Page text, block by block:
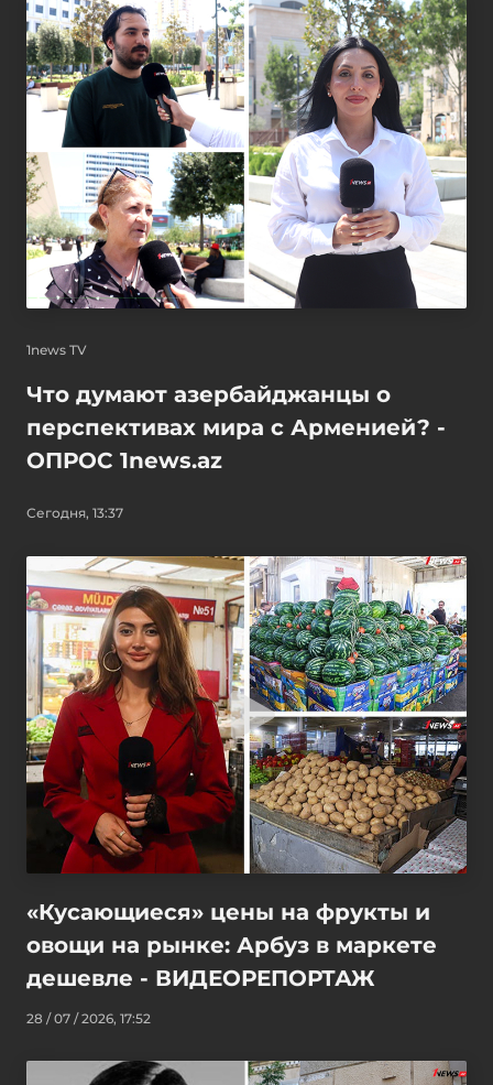
1news TV
Что думают азербайджанцы о
перспективах мира с Арменией? -
ОПРОС 1news.az
Сегодня, 13:37
«Кусающиеся» цены на фрукты и
овощи на рынке: Арбуз в маркете
дешевле - ВИДЕОРЕПОРТАЖ
28 / 07 / 2026, 17:52